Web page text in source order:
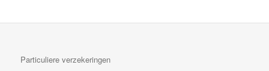
Particuliere verzekeringen